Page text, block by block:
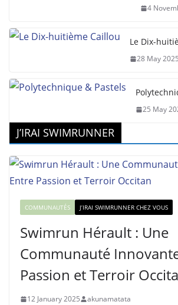
4
Le Dix-
28 May 2025
25 May
J’IRAI SWIMRUNNER
COMMUNAUTÉS J’IRAI SWIMRUNNER CHEZ VOUS
Swimrun Hérault : Une
Communauté
Passion et Terroir
12 January 2025 akunamatata